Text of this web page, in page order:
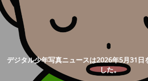
デジタル少年写真ニュースは2026年5月31日
した。